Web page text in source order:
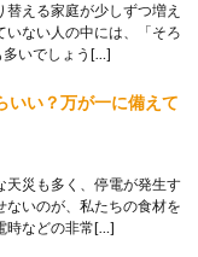
える家庭が少しずつ増え
ない人の中には、「そろ
多いでしょう[…]
いい？万が一に備えて
天災も多く、停電が発生す
ないのが、私たちの食材を
時などの非常[…]